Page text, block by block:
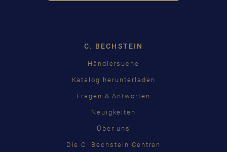
C. BECHSTEIN
Händlersuche
Katalog herunterladen
Fragen & Antworten
Neuigkeiten
Über uns
Die C. Bechstein Centren